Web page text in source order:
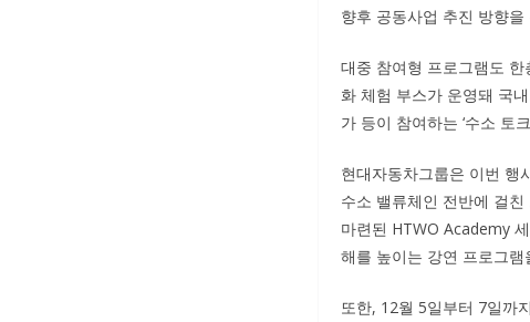
향후 공동사업 추진 방향을
대중 참여형 프로그램도
화 체험 부스가 운영돼 국
가 등이 참여하는 ‘수소 토
현대자동차그룹은 이번 행
수소 밸류체인 전반에 걸
마련된 HTWO Academy
해를 높이는 강연 프로그램
또한, 12월 5일부터 7일까